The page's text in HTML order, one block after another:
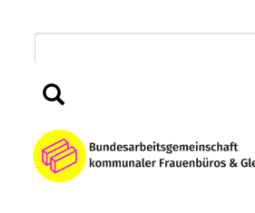
Direkt